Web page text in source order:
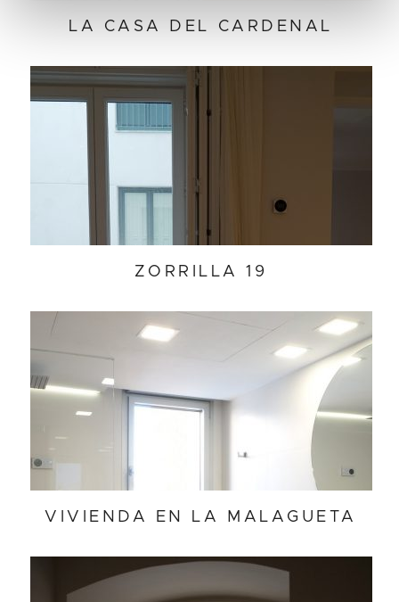
LA CASA DEL CARDENAL
ZORRILLA 19
VIVIENDA EN LA MALAGUETA